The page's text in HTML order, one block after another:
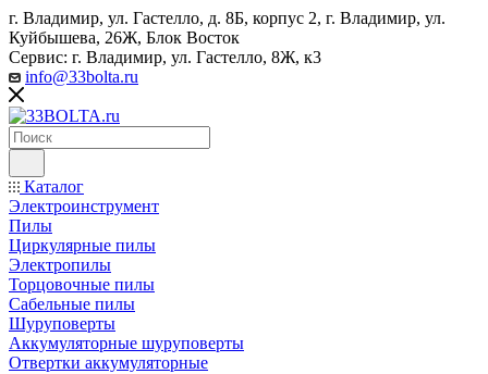
г. Владимир, ул. Гастелло, д. 8Б, корпус 2, г. Владимир, ул. ​
Куйбышева, 26Ж, Блок Восток
Сервис: г. Владимир, ул. Гастелло, 8Ж, к3
info@33bolta.ru
Каталог
Электроинструмент
Пилы
Циркулярные пилы
Электропилы
Торцовочные пилы
Сабельные пилы
Шуруповерты
Аккумуляторные шуруповерты
Отвертки аккумуляторные